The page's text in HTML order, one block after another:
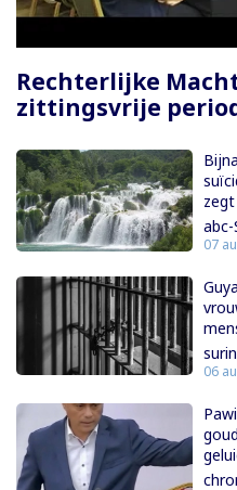
Rechterlijke
zittingsvrije
abc-
07
06